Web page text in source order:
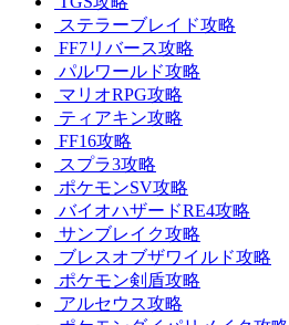
ステラーブレイド攻略
FF7リバース攻略
パルワールド攻略
マリオRPG攻略
ティアキン攻略
FF16攻略
スプラ3攻略
ポケモンSV攻略
バイオハザードRE4攻略
サンブレイク攻略
ブレスオブザワイルド攻略
ポケモン剣盾攻略
アルセウス攻略